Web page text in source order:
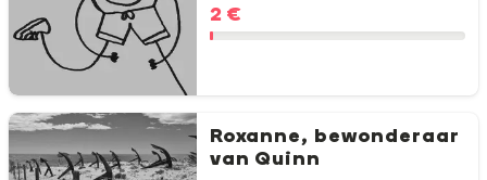
2 €
Roxanne, bewonderaar
van Quinn